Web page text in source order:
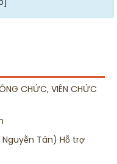
CHỨC, VIÊN CHỨC
Tân) Hỗ trợ